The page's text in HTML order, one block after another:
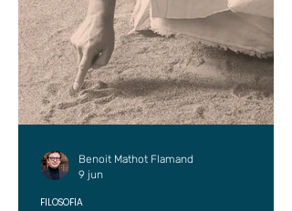
FILOSOFÍA
Benoit Mathot Flamand
9 jun